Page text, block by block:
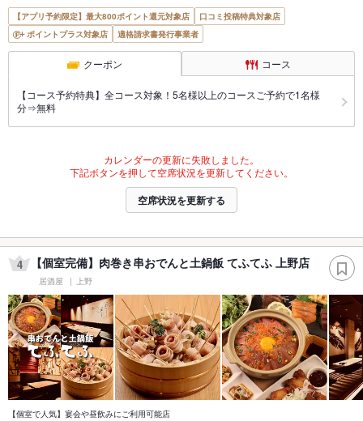
【アプリ予約限定】最大800ポイント還元対象店
口コミ投稿特典対象店
ポイントプラス対象店
適格請求書発行事業者
クーポン コース
【コース予約特典】全コース対象！5名様以上のコースご予約で1名様
分⇒無料
カレンダーの更新に失敗しました。
下記ボタンを押して空席状況を更新してください。
空席状況を更新する
4 【個室完備】肉巻き串おでんと土鍋飯 てふてふ 上野店
居酒屋 上野
【個室で人気】宴会や昼飲みにご利用可能店